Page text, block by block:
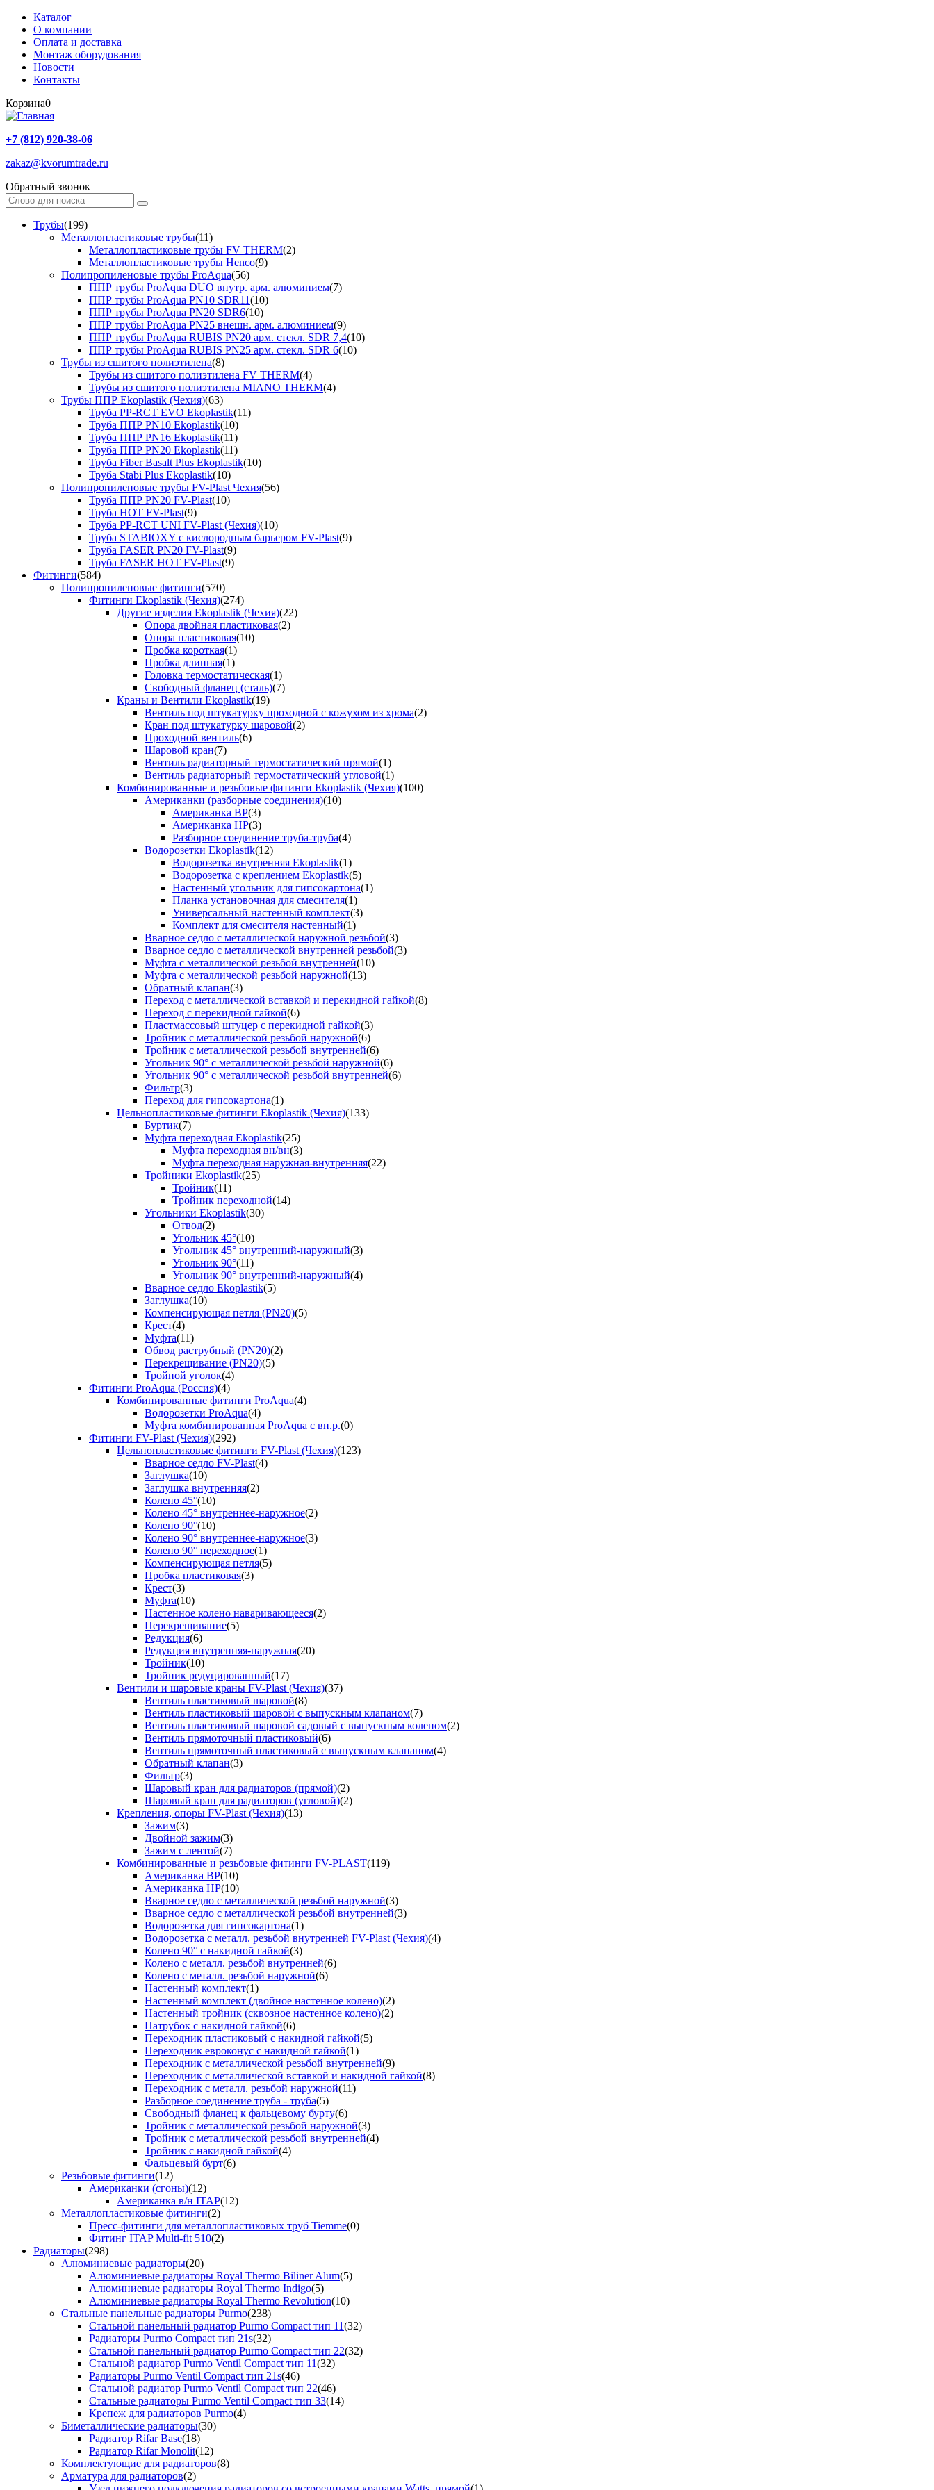
Каталог
О компании
Оплата и доставка
Монтаж оборудования
Новости
Контакты
Корзина0
+7 (812) 920-38-06
zakaz@kvorumtrade.ru
Обратный звонок
Трубы(199)
Металлопластиковые трубы(11)
Металлопластиковые трубы FV THERM(2)
Металлопластиковые трубы Henco(9)
Полипропиленовые трубы ProAqua(56)
ППР трубы ProAqua DUO внутр. арм. алюминием(7)
ППР трубы ProAqua PN10 SDR11(10)
ППР трубы ProAqua PN20 SDR6(10)
ППР трубы ProAqua PN25 внешн. арм. алюминием(9)
ППР трубы ProAqua RUBIS PN20 арм. стекл. SDR 7,4(10)
ППР трубы ProAqua RUBIS PN25 арм. стекл. SDR 6(10)
Трубы из сшитого полиэтилена(8)
Трубы из сшитого полиэтилена FV THERM(4)
Трубы из сшитого полиэтилена MIANO THERM(4)
Трубы ППР Ekoplastik (Чехия)(63)
Труба PP-RCT EVO Ekoplastik(11)
Труба ППР PN10 Ekoplastik(10)
Труба ППР PN16 Ekoplastik(11)
Труба ППР PN20 Ekoplastik(11)
Труба Fiber Basalt Plus Ekoplastik(10)
Труба Stabi Plus Ekoplastik(10)
Полипропиленовые трубы FV-Plast Чехия(56)
Труба ППР PN20 FV-Plast(10)
Труба HOT FV-Plast(9)
Труба PP-RCT UNI FV-Plast (Чехия)(10)
Труба STABIOXY с кислородным барьером FV-Plast(9)
Труба FASER PN20 FV-Plast(9)
Труба FASER HOT FV-Plast(9)
Фитинги(584)
Полипропиленовые фитинги(570)
Фитинги Ekoplastik (Чехия)(274)
Другие изделия Ekoplastik (Чехия)(22)
Опора двойная пластиковая(2)
Опора пластиковая(10)
Пробка короткая(1)
Пробка длинная(1)
Головка термостатическая(1)
Свободный фланец (сталь)(7)
Краны и Вентили Ekoplastik(19)
Вентиль под штукатурку проходной с кожухом из хрома(2)
Кран под штукатурку шаровой(2)
Проходной вентиль(6)
Шаровой кран(7)
Вентиль радиаторный термостатический прямой(1)
Вентиль радиаторный термостатический угловой(1)
Комбинированные и резьбовые фитинги Ekoplastik (Чехия)(100)
Американки (разборные соединения)(10)
Американка ВР(3)
Американка НР(3)
Разборное соединение труба-труба(4)
Водорозетки Ekoplastik(12)
Водорозетка внутренняя Ekoplastik(1)
Водорозетка с креплением Ekoplastik(5)
Настенный угольник для гипсокартона(1)
Планка установочная для смесителя(1)
Универсальный настенный комплект(3)
Комплект для смесителя настенный(1)
Вварное седло с металлической наружной резьбой(3)
Вварное седло с металлической внутренней резьбой(3)
Муфта с металлической резьбой внутренней(10)
Муфта с металлической резьбой наружной(13)
Обратный клапан(3)
Переход с металлической вставкой и перекидной гайкой(8)
Переход с перекидной гайкой(6)
Пластмассовый штуцер с перекидной гайкой(3)
Тройник с металлической резьбой наружной(6)
Тройник с металлической резьбой внутренней(6)
Угольник 90° с металлической резьбой наружной(6)
Угольник 90° с металлической резьбой внутренней(6)
Фильтр(3)
Переход для гипсокартона(1)
Цельнопластиковые фитинги Ekoplastik (Чехия)(133)
Буртик(7)
Муфта переходная Ekoplastik(25)
Муфта переходная вн/вн(3)
Муфта переходная наружная-внутренняя(22)
Тройники Ekoplastik(25)
Тройник(11)
Тройник переходной(14)
Угольники Ekoplastik(30)
Отвод(2)
Угольник 45°(10)
Угольник 45° внутренний-наружный(3)
Угольник 90°(11)
Угольник 90° внутренний-наружный(4)
Вварное седло Ekoplastik(5)
Заглушка(10)
Компенсирующая петля (PN20)(5)
Крест(4)
Муфта(11)
Обвод раструбный (PN20)(2)
Перекрещивание (PN20)(5)
Тройной уголок(4)
Фитинги ProAqua (Россия)(4)
Комбинированные фитинги ProAqua(4)
Водорозетки ProAqua(4)
Муфта комбинированная ProAqua с вн.р.(0)
Фитинги FV-Plast (Чехия)(292)
Цельнопластиковые фитинги FV-Plast (Чехия)(123)
Вварное седло FV-Plast(4)
Заглушка(10)
Заглушка внутренняя(2)
Колено 45°(10)
Колено 45° внутреннее-наружное(2)
Колено 90°(10)
Колено 90° внутреннее-наружное(3)
Колено 90° переходное(1)
Компенсирующая петля(5)
Пробка пластиковая(3)
Крест(3)
Муфта(10)
Настенное колено наваривающееся(2)
Перекрещивание(5)
Редукция(6)
Редукция внутренняя-наружная(20)
Тройник(10)
Тройник редуцированный(17)
Вентили и шаровые краны FV-Plast (Чехия)(37)
Вентиль пластиковый шаровой(8)
Вентиль пластиковый шаровой с выпускным клапаном(7)
Вентиль пластиковый шаровой садовый с выпускным коленом(2)
Вентиль прямоточный пластиковый(6)
Вентиль прямоточный пластиковый с выпускным клапаном(4)
Обратный клапан(3)
Фильтр(3)
Шаровый кран для радиаторов (прямой)(2)
Шаровый кран для радиаторов (угловой)(2)
Крепления, опоры FV-Plast (Чехия)(13)
Зажим(3)
Двойной зажим(3)
Зажим с лентой(7)
Комбинированные и резьбовые фитинги FV-PLAST(119)
Американка ВР(10)
Американка НР(10)
Вварное седло с металлической резьбой наружной(3)
Вварное седло с металлической резьбой внутренней(3)
Водорозетка для гипсокартона(1)
Водорозетка с металл. резьбой внутренней FV-Plast (Чехия)(4)
Колено 90° с накидной гайкой(3)
Колено с металл. резьбой внутренней(6)
Колено с металл. резьбой наружной(6)
Настенный комплект(1)
Настенный комплект (двойное настенное колено)(2)
Настенный тройник (сквозное настенное колено)(2)
Патрубок с накидной гайкой(6)
Переходник пластиковый с накидной гайкой(5)
Переходник евроконус с накидной гайкой(1)
Переходник с металлической резьбой внутренней(9)
Переходник с металлической вставкой и накидной гайкой(8)
Переходник с металл. резьбой наружной(11)
Разборное соединение труба - труба(5)
Свободный фланец к фальцевому бурту(6)
Тройник с металлической резьбой наружной(3)
Тройник с металлической резьбой внутренней(4)
Тройник с накидной гайкой(4)
Фальцевый бурт(6)
Резьбовые фитинги(12)
Американки (сгоны)(12)
Американка в/н ITAP(12)
Металлопластиковые фитинги(2)
Пресс-фитинги для металлопластиковых труб Tiemme(0)
Фитинг ITAP Multi-fit 510(2)
Радиаторы(298)
Алюминиевые радиаторы(20)
Алюминиевые радиаторы Royal Thermo Biliner Alum(5)
Алюминиевые радиаторы Royal Thermo Indigo(5)
Алюминиевые радиаторы Royal Thermo Revolution(10)
Стальные панельные радиаторы Purmo(238)
Стальной панельный радиатор Purmo Compact тип 11(32)
Радиаторы Purmo Compact тип 21s(32)
Стальной панельный радиатор Purmo Compact тип 22(32)
Стальной радиатор Purmo Ventil Compact тип 11(32)
Радиаторы Purmo Ventil Compact тип 21s(46)
Стальной радиатор Purmo Ventil Compact тип 22(46)
Стальные радиаторы Purmo Ventil Compact тип 33(14)
Крепеж для радиаторов Purmo(4)
Биметаллические радиаторы(30)
Радиатор Rifar Base(18)
Радиатор Rifar Monolit(12)
Комплектующие для радиаторов(8)
Арматура для радиаторов(2)